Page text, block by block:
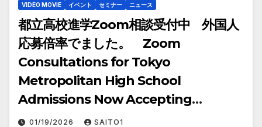
VIDEO MOVIE イベント セミナー ニュース
都立高校進学Zoom相談受付中 外国人
応募倍率でました。 Zoom
Consultations for Tokyo
Metropolitan High School
Admissions Now Accepting
Applications
01/19/2026 SAITO1